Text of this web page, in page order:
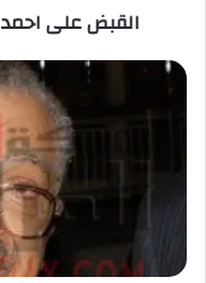
القبض على